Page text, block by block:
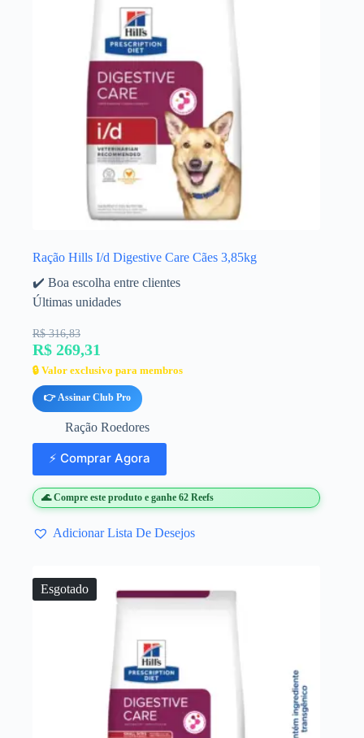
Ração Hills I/d Digestive Care Cães 3,85kg
✔️ Boa escolha entre clientes
Últimas unidades
R$ 316,83
R$ 269,31
🔒 Valor exclusivo para membros
👉 Assinar Club Pro
Ração Roedores
⚡ Comprar Agora
🌊 Compre este produto e ganhe 62 Reefs
Adicionar Lista De Desejos
Esgotado